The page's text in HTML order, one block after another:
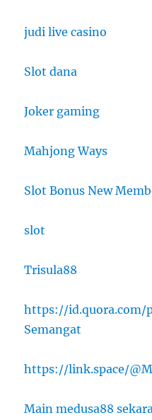
judi live casino
Slot dana
Joker gaming
Mahjong Ways
Slot Bonus New
slot
Trisula88
https://id.quora.com/
Semangat
https://link.space/
Main medusa88